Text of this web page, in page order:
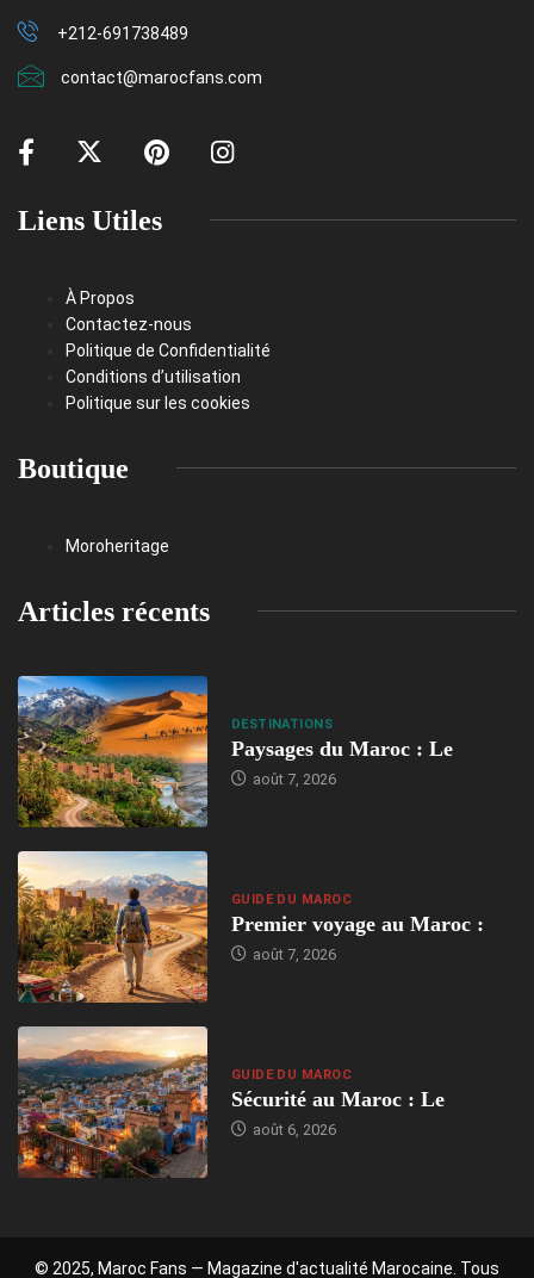
+212-691738489
contact@marocfans.com
Liens Utiles
À Propos
Contactez-nous
Politique de Confidentialité
Conditions d’utilisation
Politique sur les cookies
Boutique
Moroheritage
Articles récents
DESTINATIONS
Paysages du Maroc : Le
août 7, 2026
GUIDE DU MAROC
Premier voyage au Maroc :
août 7, 2026
GUIDE DU MAROC
Sécurité au Maroc : Le
août 6, 2026
© 2025, Maroc Fans — Magazine d'actualité Marocaine. Tous